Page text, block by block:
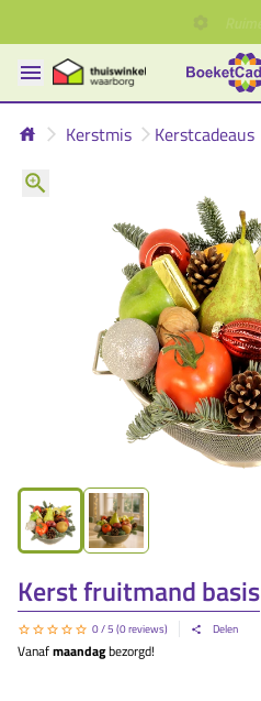
Kerstmis Kerstcadeaus
Kerst fruitmand basis
0/ 5 (0reviews) Delen
Vanafmaandagbezorgd!